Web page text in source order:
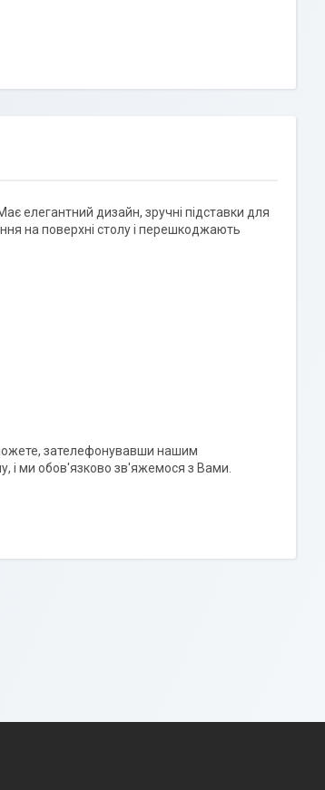
елегантний дизайн, зручні підставки для
на поверхні столу і перешкоджають
зателефонувавши нашим
і ми обов'язково зв'яжемося з Вами.